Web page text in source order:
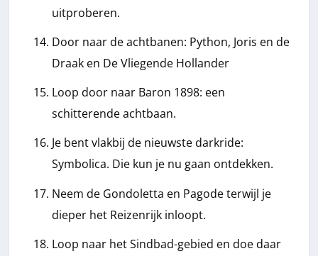
uitproberen.
Door naar de achtbanen: Python, Joris en de
Draak en De Vliegende Hollander
Loop door naar Baron 1898: een
schitterende achtbaan.
Je bent vlakbij de nieuwste darkride:
Symbolica. Die kun je nu gaan ontdekken.
Neem de Gondoletta en Pagode terwijl je
dieper het Reizenrijk inloopt.
Loop naar het Sindbad-gebied en doe daar